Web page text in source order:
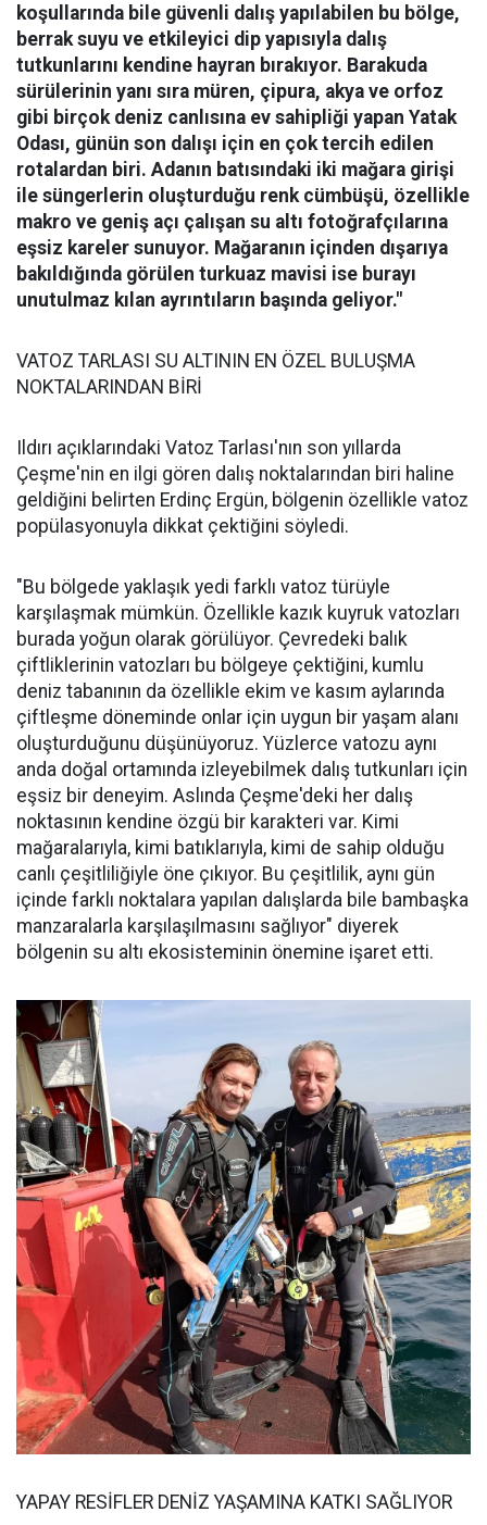
koşullarında bile güvenli dalış yapılabilen bu bölge,
berrak suyu ve etkileyici dip yapısıyla dalış
tutkunlarını kendine hayran bırakıyor. Barakuda
sürülerinin yanı sıra müren, çipura, akya ve orfoz
gibi birçok deniz canlısına ev sahipliği yapan Yatak
Odası, günün son dalışı için en çok tercih edilen
rotalardan biri. Adanın batısındaki iki mağara girişi
ile süngerlerin oluşturduğu renk cümbüşü, özellikle
makro ve geniş açı çalışan su altı fotoğrafçılarına
eşsiz kareler sunuyor. Mağaranın içinden dışarıya
bakıldığında görülen turkuaz mavisi ise burayı
unutulmaz kılan ayrıntıların başında geliyor."
VATOZ TARLASI SU ALTININ EN ÖZEL BULUŞMA
NOKTALARINDAN BİRİ
Ildırı açıklarındaki Vatoz Tarlası'nın son yıllarda
Çeşme'nin en ilgi gören dalış noktalarından biri haline
geldiğini belirten Erdinç Ergün, bölgenin özellikle vatoz
popülasyonuyla dikkat çektiğini söyledi.
"Bu bölgede yaklaşık yedi farklı vatoz türüyle
karşılaşmak mümkün. Özellikle kazık kuyruk vatozları
burada yoğun olarak görülüyor. Çevredeki balık
çiftliklerinin vatozları bu bölgeye çektiğini, kumlu
deniz tabanının da özellikle ekim ve kasım aylarında
çiftleşme döneminde onlar için uygun bir yaşam alanı
oluşturduğunu düşünüyoruz. Yüzlerce vatozu aynı
anda doğal ortamında izleyebilmek dalış tutkunları için
eşsiz bir deneyim. Aslında Çeşme'deki her dalış
noktasının kendine özgü bir karakteri var. Kimi
mağaralarıyla, kimi batıklarıyla, kimi de sahip olduğu
canlı çeşitliliğiyle öne çıkıyor. Bu çeşitlilik, aynı gün
içinde farklı noktalara yapılan dalışlarda bile bambaşka
manzaralarla karşılaşılmasını sağlıyor" diyerek
bölgenin su altı ekosisteminin önemine işaret etti.
YAPAY RESİFLER DENİZ YAŞAMINA KATKI SAĞLIYOR